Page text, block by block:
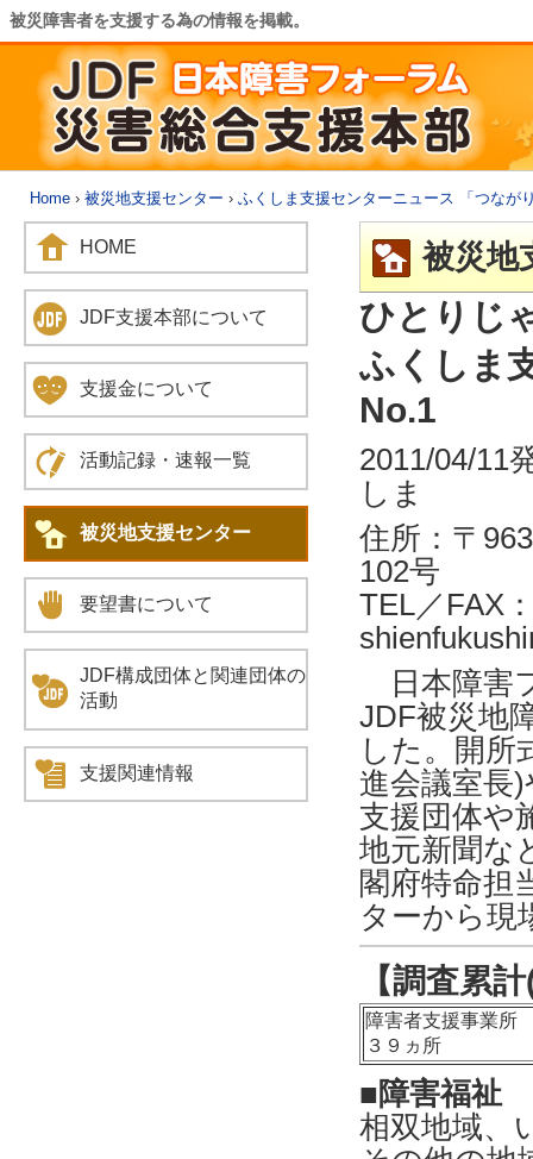
被災障害者を支援する為の情報を掲載。
Home › 被災地支援センター › ふくしま支援センターニュース 「つなが
被災地
ひとりじ
ふくしま
No.1
2011/04/11
しま
住所：〒
102号
TEL／FAX
日本障害
JDF被災地
した。開所
進会議室長
支援団体や
地元新聞な
閣府特命担
ターから現
【調査累
障害者支援事業所
３９ヵ所
■障害福祉
相双地域、
HOME
JDF支援本部について
支援金について
活動記録・速報一覧
被災地支援センター
要望書について
JDF構成団体と関連団体の
活動
支援関連情報